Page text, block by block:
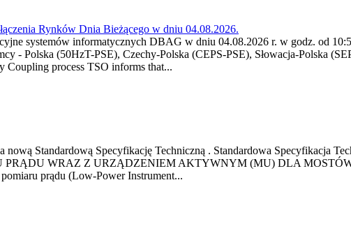
Rynków Dnia Bieżącego w dniu 04.08.2026.
systemów informatycznych DBAG w dniu 04.08.2026 r. w godz. od
- Polska (50HzT-PSE), Czechy-Polska (CEPS-PSE), Słowacja-Polska
Coupling process TSO informs that...
nową Standardową Specyfikację Techniczną . Standardowa
WRAZ Z URZĄDZENIEM AKTYWNYM (MU) DLA MOSTÓW
prądu (Low-Power Instrument...